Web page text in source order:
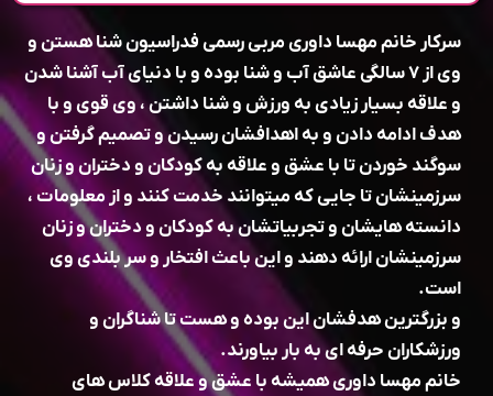
سرکار خانم مهسا داوری مربی رسمی فدراسیون شنا هستن و
وی از ۷ سالگی عاشق آب و شنا بوده و با دنیای آب آشنا شدن
و علاقه بسیار زیادی به ورزش و شنا داشتن ، وی قوی و با
هدف ادامه دادن و به اهدافشان رسیدن و تصمیم گرفتن و
سوگند خوردن تا با عشق و علاقه به کودکان و دختران و زنان
سرزمینشان تا جایی که میتوانند خدمت کنند و از معلومات ،
دانسته هایشان و تجربیاتشان به کودکان و دختران و زنان
سرزمینشان ارائه دهند و این باعث افتخار و سر بلندی وی
است.
و بزرگترین هدفشان این بوده و هست تا شناگران و
ورزشکاران حرفه ای به بار بیاورند.
خانم مهسا داوری همیشه با عشق و علاقه کلاس های